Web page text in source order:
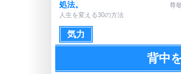
処法。
人生を変える30の方法
尊
気力
背中